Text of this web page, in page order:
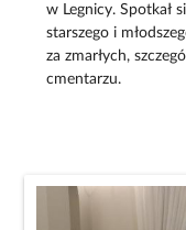
w Legnicy. Spotkał
starszego i
za zmarłych,
cmentarzu.